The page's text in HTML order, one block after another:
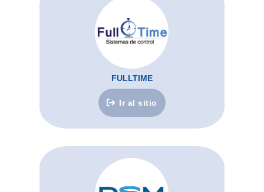
FULLTIME
Ir al sitio